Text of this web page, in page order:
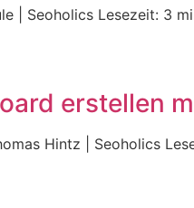
| Seoholics Lesezeit: 3
erstellen
Hintz | Seoholics